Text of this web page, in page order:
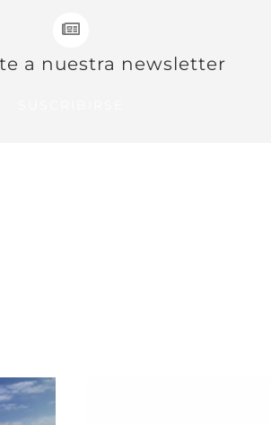
a nuestra newsletter